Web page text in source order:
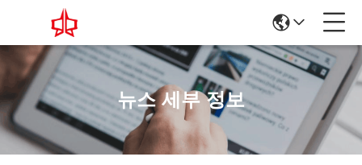
뉴스 세부 정보